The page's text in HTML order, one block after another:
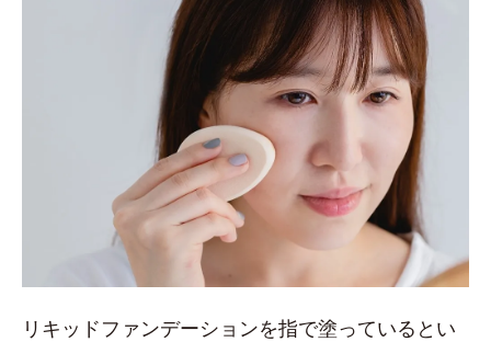
リキッドファンデーションを指で塗っているとい